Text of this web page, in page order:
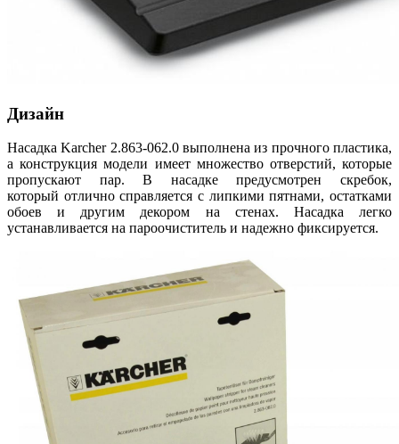
Дизайн
Насадка Karcher 2.863-062.0 выполнена из прочного пластика,
а конструкция модели имеет множество отверстий, которые
пропускают пар. В насадке предусмотрен скребок,
который отлично справляется с липкими пятнами, остатками
обоев и другим декором на стенах. Насадка легко
устанавливается на пароочиститель и надежно фиксируется.